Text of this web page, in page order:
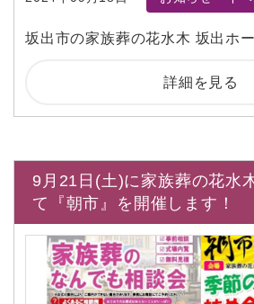
坂出市の家族葬の花水木 坂出ホ
詳細を見る
9月21日(土)に家族葬の花水
て『朝市』を開催します！